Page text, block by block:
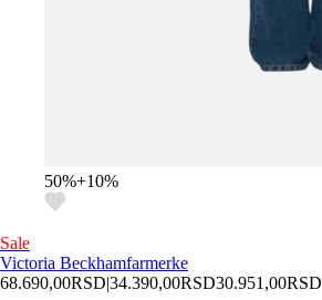
50%+10%
Sale
Victoria Beckhamfarmerke
68.690,00RSD|34.390,00RSD30.951,00RSD